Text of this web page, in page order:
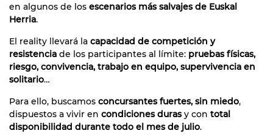
en algunos de los escenarios más salvajes de Euskal
Herria.
El reality llevará la capacidad de competición y
resistencia de los participantes al límite: pruebas físicas,
riesgo, convivencia, trabajo en equipo, supervivencia en
solitario…
Para ello, buscamos concursantes fuertes, sin miedo,
dispuestos a vivir en condiciones durasy con total
disponibilidad durante todo el mes de julio.